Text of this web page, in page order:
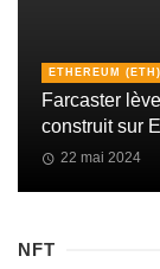
ETHEREUM (ETH)
Farcaster
construit sur
22 mai 2024
NFT